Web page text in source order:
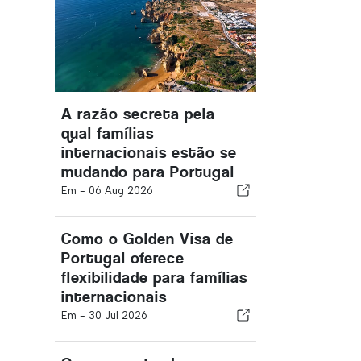
A razão secreta pela
qual famílias
internacionais estão se
mudando para Portugal
Em - 06 Aug 2026
Como o Golden Visa de
Portugal oferece
flexibilidade para famílias
internacionais
Em - 30 Jul 2026